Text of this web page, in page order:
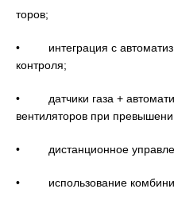
торов;
• интеграция с
контроля;
• датчики газа +
вентиляторов при
• дистанционное
• использование